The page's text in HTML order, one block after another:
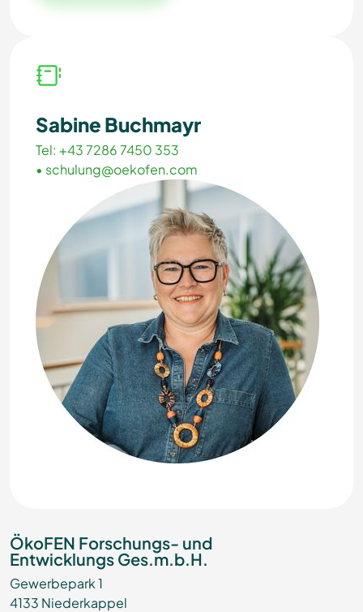
Sabine Buchmayr
Tel: +43 7286 7450 353
• schulung@oekofen.com
ÖkoFEN Forschungs- und
Entwicklungs Ges.m.b.H.
Gewerbepark 1
4133 Niederkappel